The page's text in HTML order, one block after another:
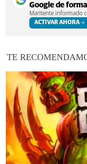
Google de
Mantente informado
ACTIVAR AHORA
TE